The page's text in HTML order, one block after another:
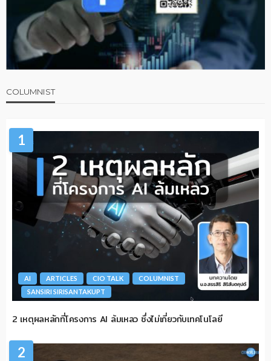
COLUMNIST
1
AI ARTICLES CIO TALK
COLUMNIST
SANSIRI SIRISANTAKUPT
2 เหตุผลหลักที่โครงการ AI ล้มเหลว ซึ่งไม่เกี่ยวกับเทคโนโลยี
2